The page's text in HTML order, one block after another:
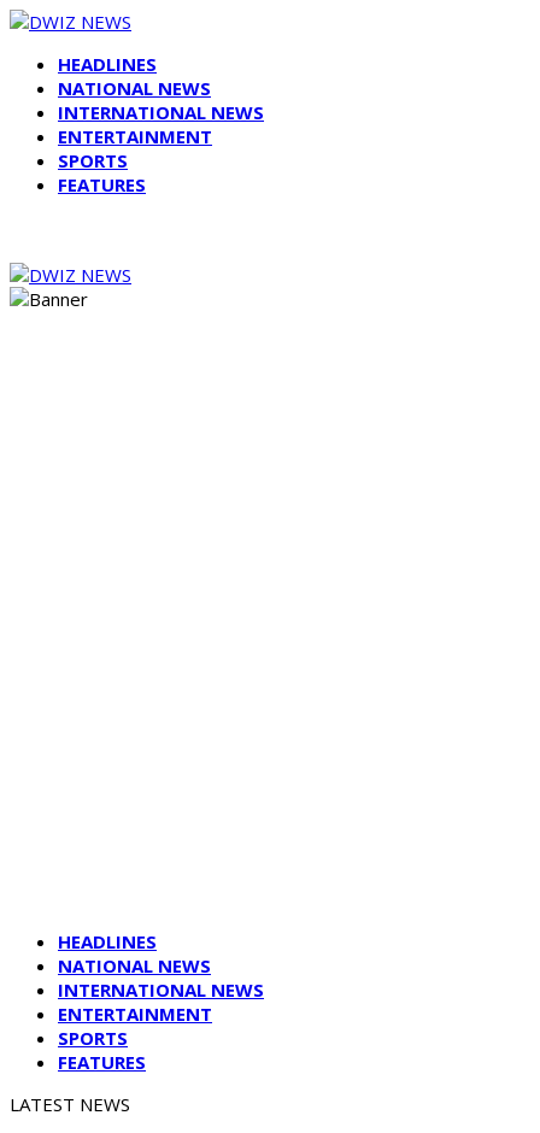
HEADLINES
NATIONAL NEWS
INTERNATIONAL NEWS
ENTERTAINMENT
SPORTS
FEATURES
HEADLINES
NATIONAL NEWS
INTERNATIONAL NEWS
ENTERTAINMENT
SPORTS
FEATURES
LATEST NEWS